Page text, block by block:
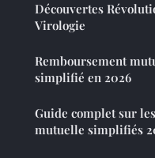
Découvertes
Virologie
Remboursement
simplifié en 2026
Guide complet sur
mutuelle simplifiés